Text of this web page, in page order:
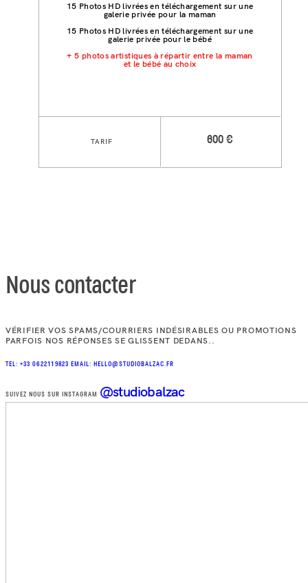
15 Photos HD livrées en téléchargement sur une
galerie privée pour la maman
15 Photos HD livrées en téléchargement sur une
galerie privée pour le bébé
+ 5 photos artistiques à répartir entre la maman
et le bébé au choix
600 €
TARIF
Nous contacter
VÉRIFIER VOS SPAMS/COURRIERS INDÉSIRABLES OU PROMOTIONS
PARFOIS NOS RÉPONSES SE GLISSENT DEDANS..
TEL: +33 0622119823 EMAIL: HELLO@STUDIOBALZAC.FR
SUIVEZ NOUS SUR INSTAGRAM @studiobalzac